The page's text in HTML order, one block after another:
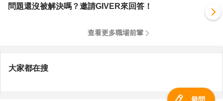
問題還沒被解決嗎？邀請GIVER來回答！
查看更多職場前輩
大家都在搜